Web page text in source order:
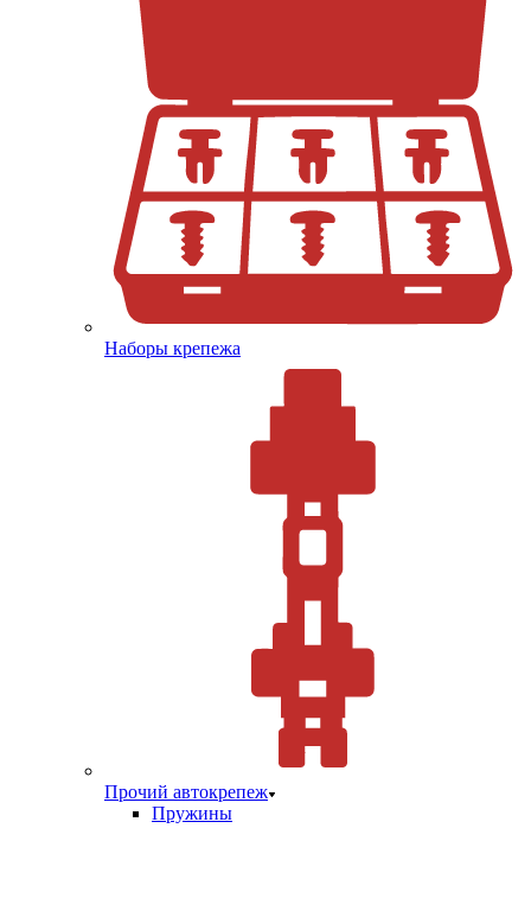
Наборы крепежа
Прочий автокрепеж
Пружины